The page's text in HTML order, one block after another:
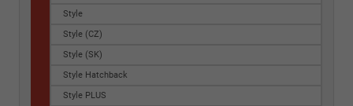
Style
Style (CZ)
Style (SK)
Style Hatchback
Style PLUS